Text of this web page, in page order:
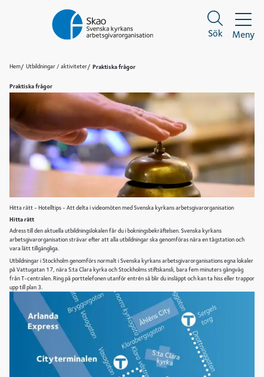
Sök Meny
Hem Utbildningar / aktiviteter Praktiska frågor
Praktiska frågor
Hitta rätt - Hotelltips - Att delta i videomöten med Svenska kyrkans arbetsgivarorganisation
Hitta rätt
Adress till den aktuella utbildningslokalen får du i bokningsbekräftelsen. Svenska kyrkans
arbetsgivarorganisation strävar efter att alla utbildningar ska genomföras nära en tågstation och
vara lätt tillgängliga.
Utbildningar i Stockholm genomförs normalt i Svenska kyrkans arbetsgivarorganisations egna lokaler
på Vattugatan 17, nära S:ta Clara kyrka och Stockholms stiftskansli, bara fem minuters gångväg
från T-centralen. Ring på porttelefonen utanför entrén så blir du insläppt och kan ta hiss eller trappor
upp till plan 3.